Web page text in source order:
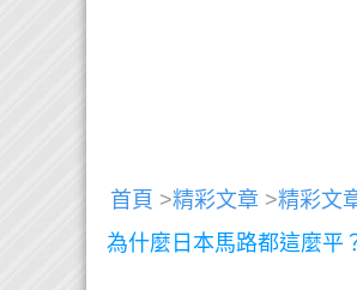
首頁 >精彩文章 >精彩文
為什麼日本馬路都這麼平